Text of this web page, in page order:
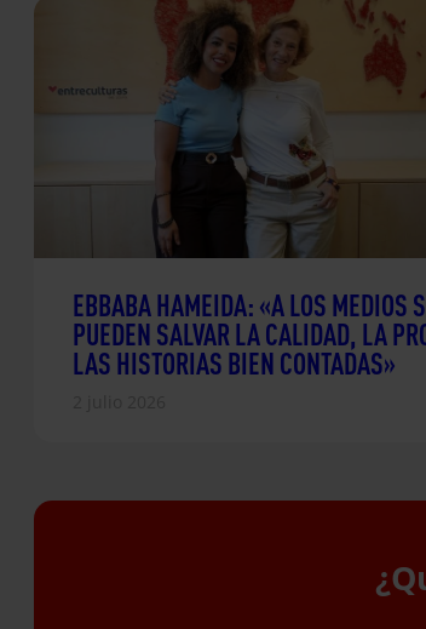
EBBABA HAMEIDA: «A LOS MEDIOS
PUEDEN SALVAR LA CALIDAD, LA
LAS HISTORIAS BIEN CONTADAS»